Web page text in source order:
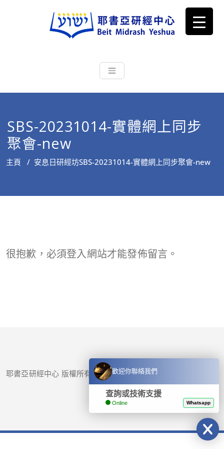
耶書亞研經中心
根源明白聖經，成為更好的門徒
SBS-20231014-實體網上同步
聚會-new
主頁 / 安息日研經坊SBS-20231014-實體網上同步聚會-new
很抱歉，必須登入網站才能發佈留言。
耶書亞研經中心 版權所有 © 2017-2026
歡迎你聯絡我們
查詢或技術支援
Online Whatsapp